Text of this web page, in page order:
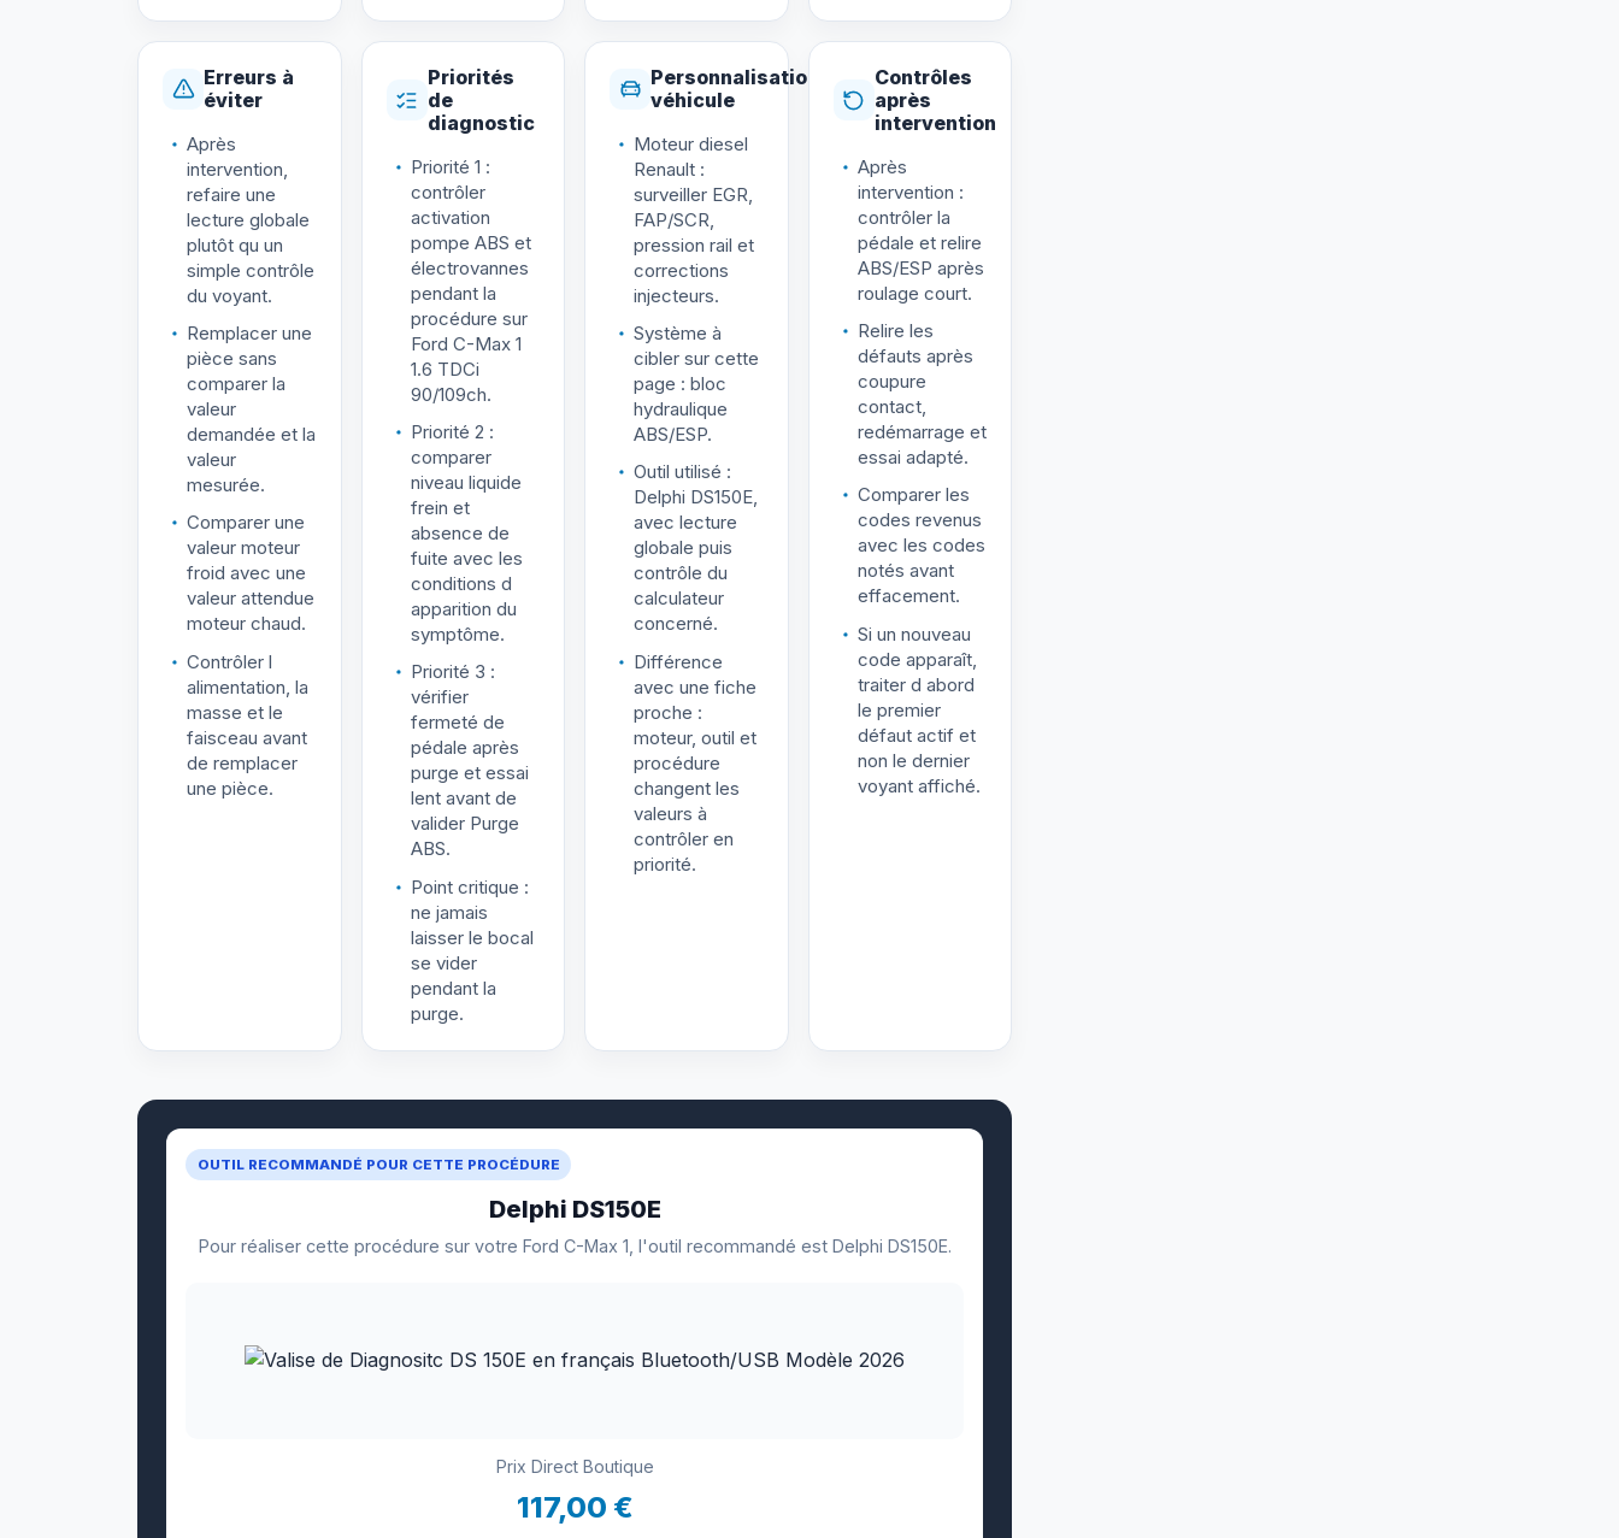
Erreurs à
éviter
Après
intervention,
refaire une
lecture globale
plutôt qu un
simple contrôle
du voyant.
Remplacer une
pièce sans
comparer la
valeur
demandée et la
valeur
mesurée.
Comparer une
valeur moteur
froid avec une
valeur attendue
moteur chaud.
Contrôler l
alimentation, la
masse et le
faisceau avant
de remplacer
une pièce.
Priorités
de
diagnostic
Priorité 1 :
contrôler
activation
pompe ABS et
électrovannes
pendant la
procédure sur
Ford C-Max 1
1.6 TDCi
90/109ch.
Priorité 2 :
comparer
niveau liquide
frein et
absence de
fuite avec les
conditions d
apparition du
symptôme.
Priorité 3 :
vérifier
fermeté de
pédale après
purge et essai
lent avant de
valider Purge
ABS.
Point critique :
ne jamais
laisser le bocal
se vider
pendant la
purge.
Personnalisation
véhicule
Moteur diesel
Renault :
surveiller EGR,
FAP/SCR,
pression rail et
corrections
injecteurs.
Système à
cibler sur cette
page : bloc
hydraulique
ABS/ESP.
Outil utilisé :
Delphi DS150E,
avec lecture
globale puis
contrôle du
calculateur
concerné.
Différence
avec une fiche
proche :
moteur, outil et
procédure
changent les
valeurs à
contrôler en
priorité.
Contrôles
après
intervention
Après
intervention :
contrôler la
pédale et relire
ABS/ESP après
roulage court.
Relire les
défauts après
coupure
contact,
redémarrage et
essai adapté.
Comparer les
codes revenus
avec les codes
notés avant
effacement.
Si un nouveau
code apparaît,
traiter d abord
le premier
défaut actif et
non le dernier
voyant affiché.
OUTIL RECOMMANDÉ POUR CETTE PROCÉDURE
Delphi DS150E
Pour réaliser cette procédure sur votre Ford C-Max 1, l'outil recommandé est Delphi DS150E.
Prix Direct Boutique
117,00 €